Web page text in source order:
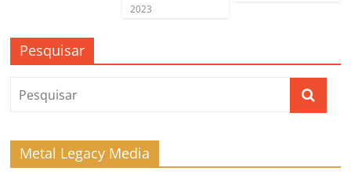
2023
Pesquisar
Metal Legacy Media